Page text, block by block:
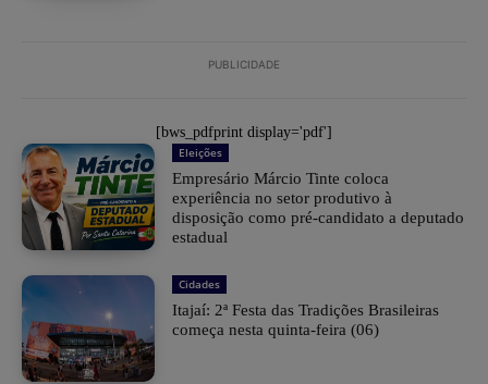
PUBLICIDADE
[bws_pdfprint display='pdf']
Eleições
Empresário Márcio Tinte coloca
experiência no setor produtivo à
disposição como pré-candidato a deputado
estadual
Cidades
​Itajaí: 2ª Festa das Tradições Brasileiras
começa nesta quinta-feira (06)